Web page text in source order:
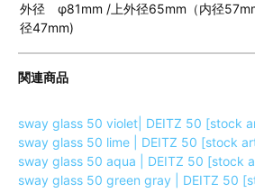
外径 φ81mm /上外径65mm（内径
径47mm)
関連商品
sway glass 50 violet| DEITZ 50 [stock
sway glass 50 lime | DEITZ 50 [stock
sway glass 50 aqua | DEITZ 50 [stock
sway glass 50 green gray | DEITZ 50